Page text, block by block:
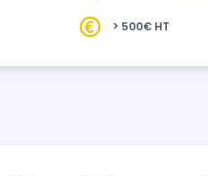
> 500€ HT